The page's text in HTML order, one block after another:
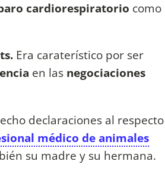
cardiorespiratorio como
Era caraterístico por ser
en las negociaciones
declaraciones al respecto
médico de animales
su madre y su hermana.